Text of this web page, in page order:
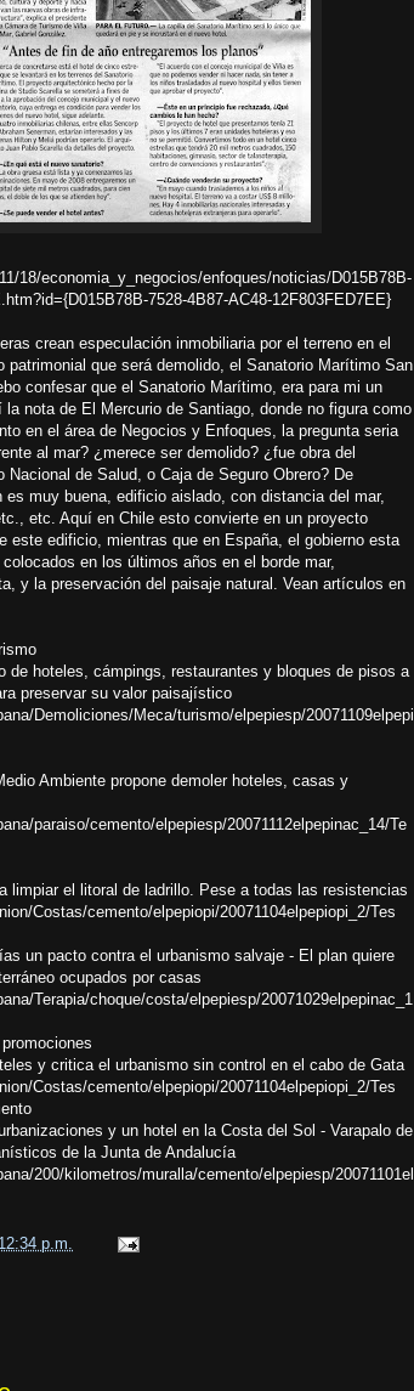
18/economia_y_negocios/enfoques/noticias/D015B78B-
7528-4B87-AC48-12F803FED7EE}
crean especulación inmobiliaria por el terreno en el
patrimonial que será demolido, el Sanatorio Marítimo San
confesar que el Sanatorio Marítimo, era para mi un
nota de El Mercurio de Santiago, donde no figura como
en el área de Negocios y Enfoques, la pregunta seria
al mar? ¿merece ser demolido? ¿fue obra del
de Salud, o Caja de Seguro Obrero? De
muy buena, edificio aislado, con distancia del mar,
etc. Aquí en Chile esto convierte en un proyecto
este edificio, mientras que en España, el gobierno esta
en los últimos años en el borde mar,
y la preservación del paisaje natural. Vean artículos en
de hoteles, cámpings, restaurantes y bloques de pisos a
preservar su valor paisajístico
Demoliciones/Meca/turismo/elpepiesp/20071109elpepi
Ambiente propone demoler hoteles, casas y
paraiso/cemento/elpepiesp/20071112elpepinac_14/Te
limpiar el litoral de ladrillo. Pese a todas las resistencias
Costas/cemento/elpepiopi/20071104elpepiopi_2/Tes
un pacto contra el urbanismo salvaje - El plan quiere
ocupados por casas
Terapia/choque/costa/elpepiesp/20071029elpepinac_1
y critica el urbanismo sin control en el cabo de Gata
Costas/cemento/elpepiopi/20071104elpepiopi_2/Tes
y un hotel en la Costa del Sol - Varapalo de
de la Junta de Andalucía
200/kilometros/muralla/cemento/elpepiesp/20071101el
12:34 p.m.